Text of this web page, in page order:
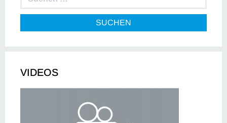
SUCHEN
VIDEOS